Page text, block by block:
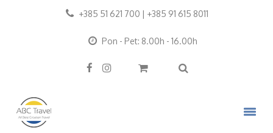
+385 51 621 700 | +385 91 615 8011
Pon - Pet: 8.00h - 16.00h